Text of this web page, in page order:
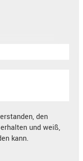
den
und weiß,
kann.